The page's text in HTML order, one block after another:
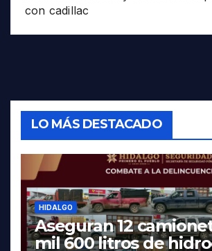
con cadillac
LO MÁS DESTACADO
HIDALGO
Aseguran 12
mil 600 litros de